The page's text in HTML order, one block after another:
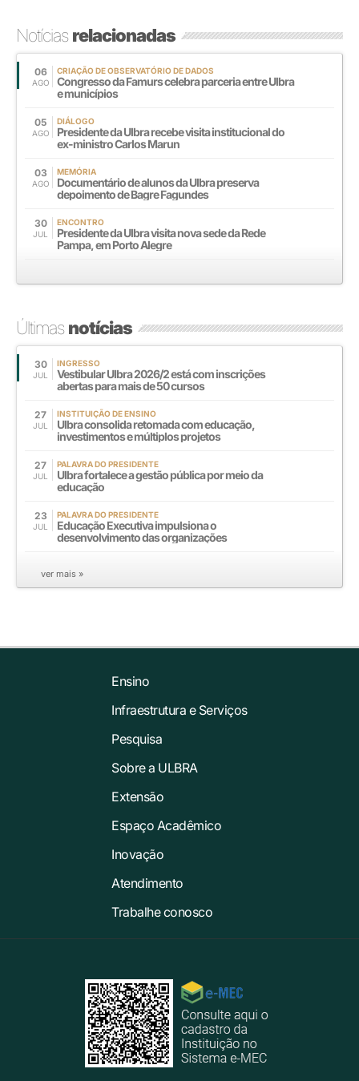
Notíciasrelacionadas
06
AGO
CRIAÇÃO DE OBSERVATÓRIO DE DADOS
Congresso da Famurs celebra parceria entre Ulbra
e municípios
05
AGO
DIÁLOGO
Presidente da Ulbra recebe visita institucional do
ex-ministro Carlos Marun
03
AGO
MEMÓRIA
Documentário de alunos da Ulbra preserva
depoimento de Bagre Fagundes
30
JUL
ENCONTRO
Presidente da Ulbra visita nova sede da Rede
Pampa, em Porto Alegre
Últimasnotícias
30
JUL
INGRESSO
Vestibular Ulbra 2026/2 está com inscrições
abertas para mais de 50 cursos
27
JUL
INSTITUIÇÃO DE ENSINO
Ulbra consolida retomada com educação,
investimentos e múltiplos projetos
27
JUL
PALAVRA DO PRESIDENTE
Ulbra fortalece a gestão pública por meio da
educação
23
JUL
PALAVRA DO PRESIDENTE
Educação Executiva impulsiona o
desenvolvimento das organizações
ver mais »
Ensino
Infraestrutura e Serviços
Pesquisa
Sobre a ULBRA
Extensão
Espaço Acadêmico
Inovação
Atendimento
Trabalhe conosco